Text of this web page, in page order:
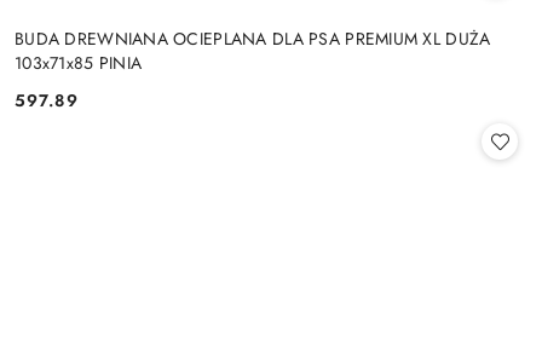
BUDA DREWNIANA OCIEPLANA DLA PSA PREMIUM XL DUŻA
103x71x85 PINIA
Cena:
597.89